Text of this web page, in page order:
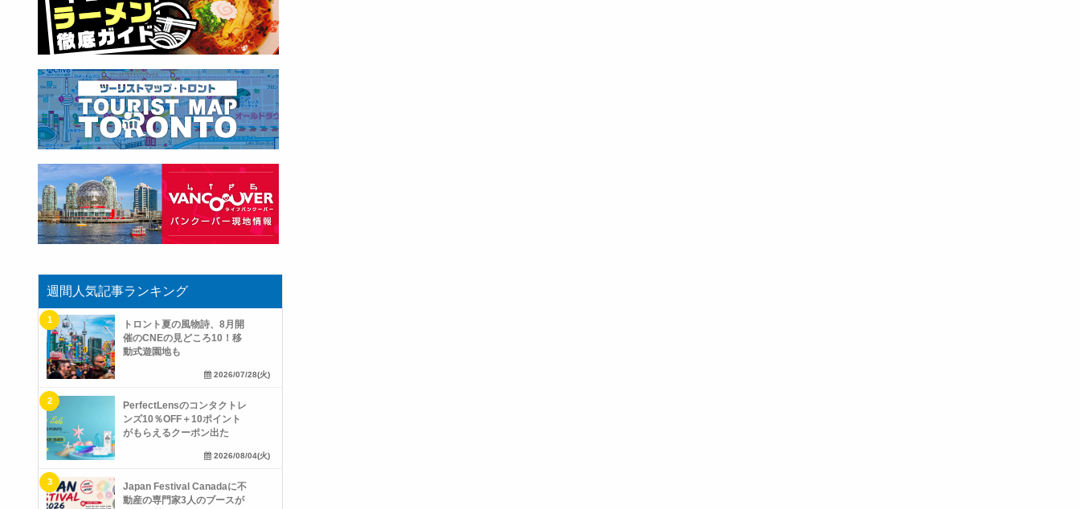
週間人気記事ランキング
トロント夏の風物詩、8月開
催のCNEの見どころ10！移
動式遊園地も
2026/07/28(火)
PerfectLensのコンタクトレ
ンズ10％OFF＋10ポイント
がもらえるクーポン出た
2026/08/04(火)
Japan Festival Canadaに不
動産の専門家3人のブースが